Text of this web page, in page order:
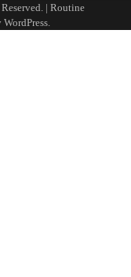
| Routine
WordPress.